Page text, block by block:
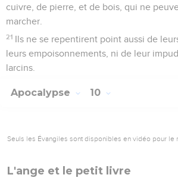
cuivre, de pierre, et de bois, qui ne
marcher.
21 Ils ne se repentirent point aussi de
leurs empoisonnements, ni de leur
larcins.
Apocalypse 10
Seuls les Évangiles sont disponibles en vidéo pour le
L'ange et le petit livre